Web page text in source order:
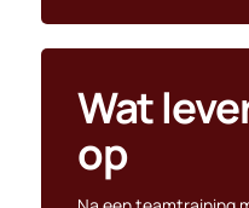
Wat
op